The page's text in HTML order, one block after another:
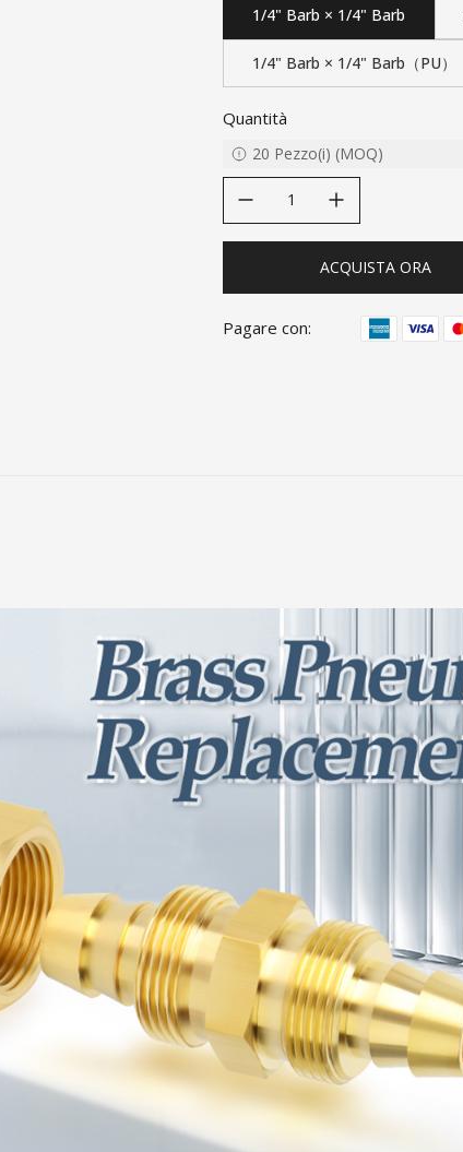
1/4" Barb × 1/4" Barb
1/4" Barb × 1/4" Barb（PU）
Quantità
20 Pezzo(i) (MOQ)
ACQUISTA ORA
Pagare con: